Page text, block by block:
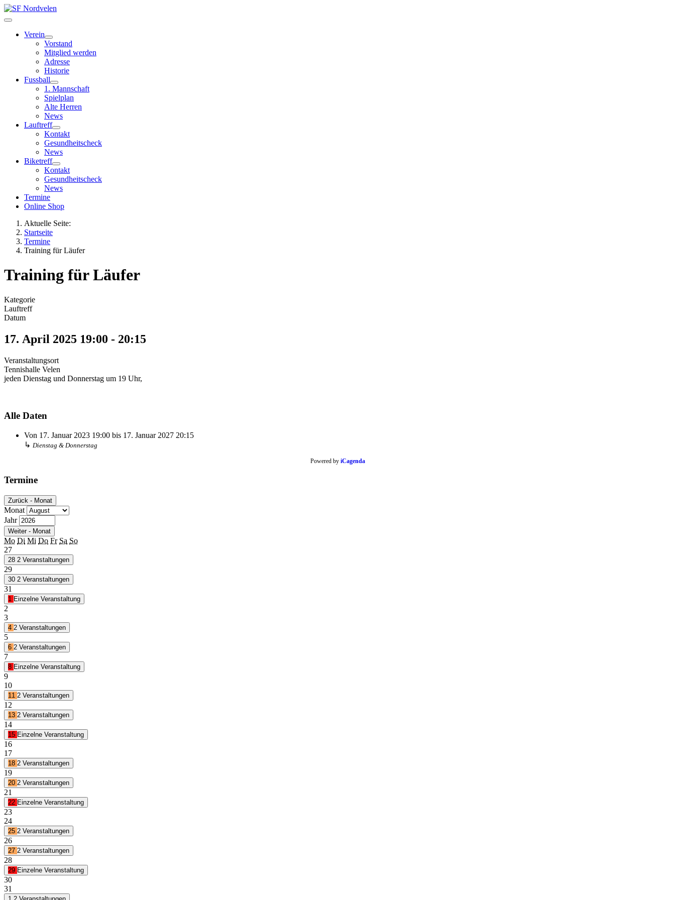
Verein
Vorstand
Mitglied werden
Adresse
Historie
Fussball
1. Mannschaft
Spielplan
Alte Herren
News
Lauftreff
Kontakt
Gesundheitscheck
News
Biketreff
Kontakt
Gesundheitscheck
News
Termine
Online Shop
Aktuelle Seite:
Startseite
Termine
Training für Läufer
Training für Läufer
Kategorie
Lauftreff
Datum
17. April 2025 19:00 - 20:15
Veranstaltungsort
Tennishalle Velen
jeden Dienstag und Donnerstag um 19 Uhr,
Alle Daten
Von 17. Januar 2023 19:00 bis 17. Januar 2027 20:15
↳ Dienstag & Donnerstag
Powered by iCagenda
Termine
Zurück - Monat
Monat
Jahr
Weiter - Monat
Mo Di Mi Do Fr Sa So
27
28 2 Veranstaltungen
29
30 2 Veranstaltungen
31
1 Einzelne Veranstaltung
2
3
4 2 Veranstaltungen
5
6 2 Veranstaltungen
7
8 Einzelne Veranstaltung
9
10
11 2 Veranstaltungen
12
13 2 Veranstaltungen
14
15 Einzelne Veranstaltung
16
17
18 2 Veranstaltungen
19
20 2 Veranstaltungen
21
22 Einzelne Veranstaltung
23
24
25 2 Veranstaltungen
26
27 2 Veranstaltungen
28
29 Einzelne Veranstaltung
30
31